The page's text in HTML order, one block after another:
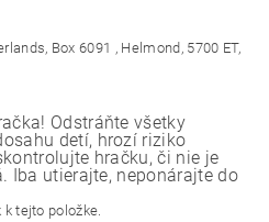
Box 6091 , Helmond, 5700 ET,
Odstráňte všetky
detí, hrozí riziko
hračku, či nie je
Iba utierajte, neponárajte do
tejto položke.